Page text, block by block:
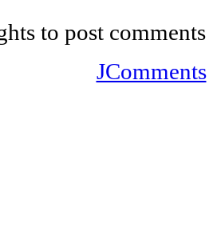
to post comments
JComments